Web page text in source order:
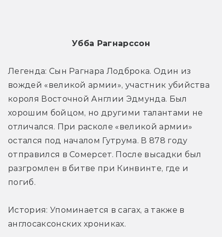
Убба Рагнарссон
Легенда: Сын Рагнара Лодброка. Один из
вождей «великой армии», участник убийства
короля Восточной Англии Эдмунда. Был
хорошим бойцом, но другими талантами не
отличался. При расколе «великой армии»
остался под началом Гутрума. В 878 году
отправился в Сомерсет. После высадки был
разгромлен в битве при Кинвинте, где и
погиб.
История: Упоминается в сагах, а также в
англосаксонских хрониках.